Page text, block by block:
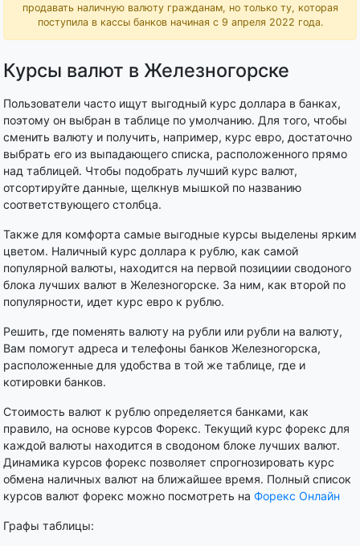
продавать наличную валюту гражданам, но только ту, которая
поступила в кассы банков начиная с 9 апреля 2022 года.
Курсы валют в Железногорске
Пользователи часто ищут выгодный курс доллара в банках,
поэтому он выбран в таблице по умолчанию. Для того, чтобы
сменить валюту и получить, например, курс евро, достаточно
выбрать его из выпадающего списка, расположенного прямо
над таблицей. Чтобы подобрать лучший курс валют,
отсортируйте данные, щелкнув мышкой по названию
соответствующего столбца.
Также для комфорта самые выгодные курсы выделены ярким
цветом. Наличный курс доллара к рублю, как самой
популярной валюты, находится на первой позициии сводоного
блока лучших валют в Железногорске. За ним, как второй по
популярности, идет курс евро к рублю.
Решить, где поменять валюту на рубли или рубли на валюту,
Вам помогут адреса и телефоны банков Железногорска,
расположенные для удобства в той же таблице, где и
котировки банков.
Стоимость валют к рублю определяется банками, как
правило, на основе курсов Форекс. Текущий курс форекс для
каждой валюты находится в сводоном блоке лучших валют.
Динамика курсов форекс позволяет спрогнозировать курс
обмена наличных валют на ближайшее время. Полный список
курсов валют форекс можно посмотреть на Форекс Онлайн
Графы таблицы: